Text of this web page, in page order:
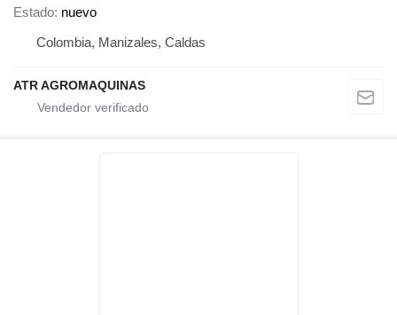
Estado nuevo
Colombia, Manizales, Caldas
ATR AGROMAQUINAS